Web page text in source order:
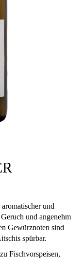
und
und angenehm
Gewürznoten sind
spürbar.
Fischvorspeisen,